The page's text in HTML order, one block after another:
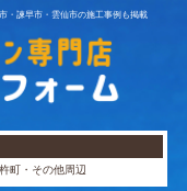
・諫早市・雲仙市の施工事例も掲載
町・その他周辺